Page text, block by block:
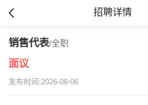
招聘详情
销售代表/全职
面议
发布时间:2026-08-06